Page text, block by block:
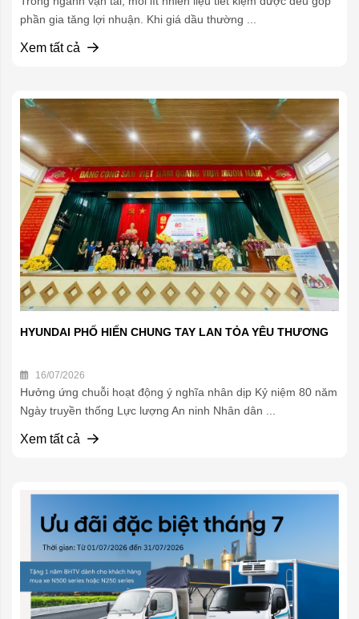
phần gia tăng lợi nhuận. Khi giá dầu thường ...
Xem tất cả
HYUNDAI PHỐ HIẾN CHUNG TAY LAN TỎA YÊU THƯƠNG
16/07/2026
Hưởng ứng chuỗi hoạt động ý nghĩa nhân dịp Kỷ niệm 80 năm
Ngày truyền thống Lực lượng An ninh Nhân dân ...
Xem tất cả